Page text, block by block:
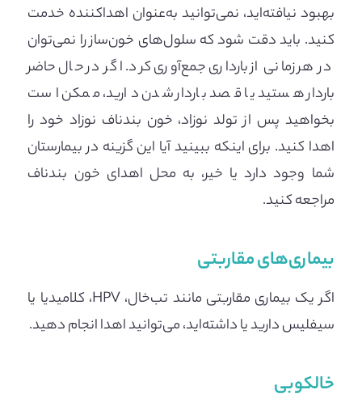
بهبود نیافته‌اید، نمی‌توانید به‌عنوان اهداکننده خدمت
کنید. باید دقت شود که سلول‌های خون‌ساز را نمی‌توان
در هر زمانی از بارداری جمع‌آوری کرد. اگر در حال حاضر
باردار هستید یا قصد باردار شدن دارید، ممکن است
بخواهید پس از تولد نوزاد، خون بندناف نوزاد خود را
اهدا کنید. برای اینکه ببینید آیا این گزینه در بیمارستان
شما وجود دارد یا خیر، به محل اهدای خون بندناف
مراجعه کنید.
بیماری‌های مقاربتی
اگر یک بیماری مقاربتی مانند تب‌خال، HPV، کلامیدیا یا
سیفلیس دارید یا داشته‌اید، می‌توانید اهدا انجام دهید.
خالکوبی